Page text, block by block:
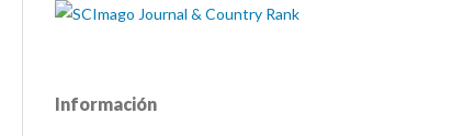
Información